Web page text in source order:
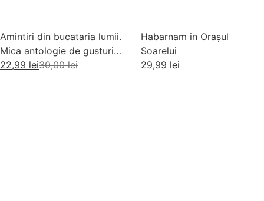
Amintiri din bucataria lumii.
Mica antologie de gusturi,
stari si gustari
30,00lei
22,99 lei
Habarnam in Orașul
Soarelui
29,99 lei